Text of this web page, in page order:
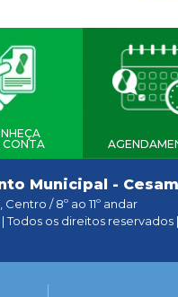
CONTA
Municipal -
/ 8º ao 11º andar
Todos os direitos reservados |